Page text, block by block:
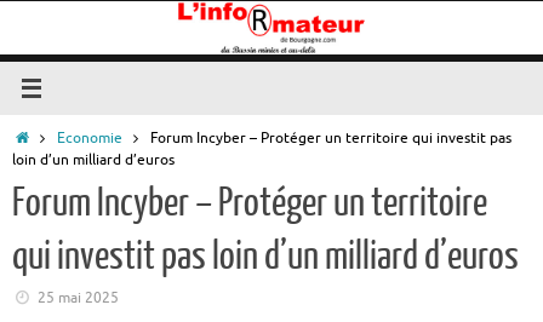
contenu
AccueilEconomie
Forum Incyber – Protéger un territoire qui investit pas
loin d’un milliard d’euros
Forum Incyber – Protéger un territoire
qui investit pas loin d’un milliard d’euros
25 mai 2025